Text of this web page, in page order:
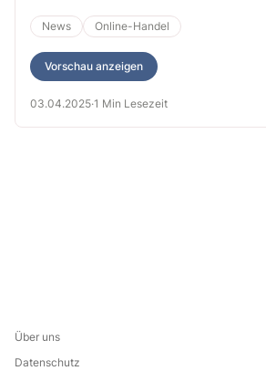
zuvor zutreffende Angaben gemacht haben.
zeigt, worum es geht.
News Online-Handel
Vorschau anzeigen
03.04.2025·1 Min Lesezeit
Über uns
Datenschutz